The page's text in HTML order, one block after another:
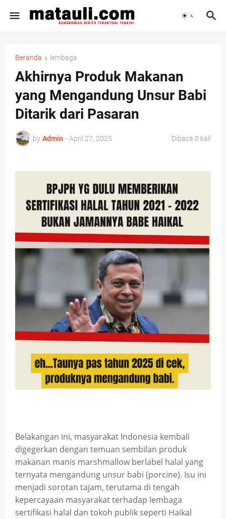
Beranda lembaga
Akhirnya Produk Makanan
yang Mengandung Unsur Babi
Ditarik dari Pasaran
by Admin - April 27, 2025 Dibaca 0 kali
Belakangan ini, masyarakat Indonesia kembali
digegerkan dengan temuan sembilan produk
makanan manis marshmallow berlabel halal yang
ternyata mengandung unsur babi (porcine). Isu ini
menjadi sorotan tajam, terutama di tengah
kepercayaan masyarakat terhadap lembaga
sertifikasi halal dan tokoh publik seperti Haikal